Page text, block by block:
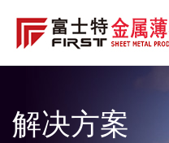
解决方案